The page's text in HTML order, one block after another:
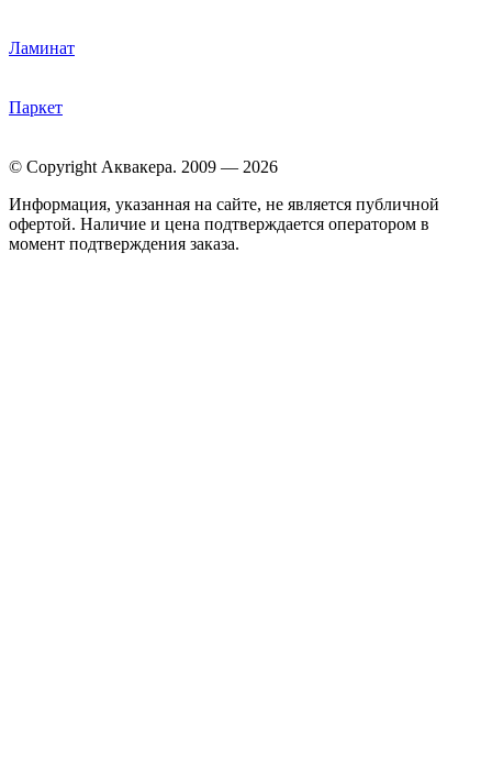
Ламинат
Паркет
© Copyright Аквакера. 2009 — 2026
Информация, указанная на сайте, не является публичной
офертой. Наличие и цена подтверждается оператором в
момент подтверждения заказа.